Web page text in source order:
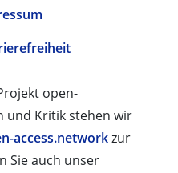
open-
und Kritik stehen wir
access.networkzur
Sie auch unser